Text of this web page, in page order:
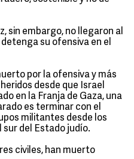
sin embargo, no llegaron al
su ofensiva en el
por la ofensiva y más
desde que Israel
en la Franja de Gaza, una
es terminar con el
militantes desde los
del Estado judío.
civiles, han muerto